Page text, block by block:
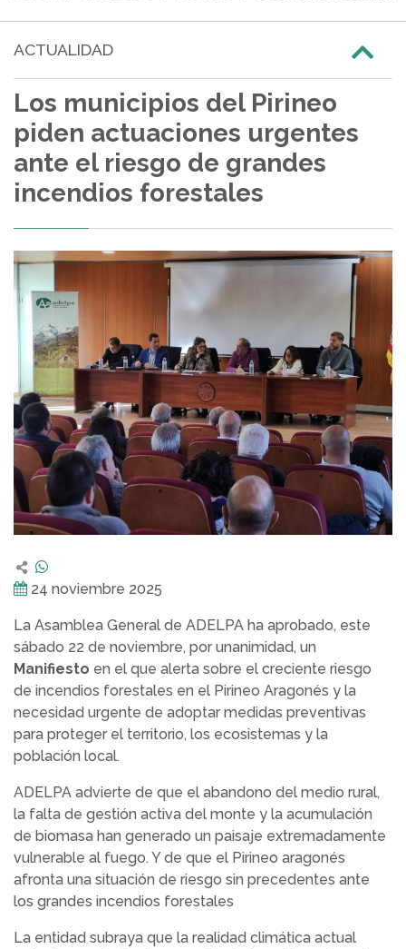
ACTUALIDAD
Los municipios del Pirineo
piden actuaciones urgentes
ante el riesgo de grandes
incendios forestales
24 noviembre 2025
La Asamblea General de ADELPA ha aprobado, este
sábado 22 de noviembre, por unanimidad, un
Manifiesto en el que alerta sobre el creciente riesgo
de incendios forestales en el Pirineo Aragonés y la
necesidad urgente de adoptar medidas preventivas
para proteger el territorio, los ecosistemas y la
población local.
ADELPA advierte de que el abandono del medio rural,
la falta de gestión activa del monte y la acumulación
de biomasa han generado un paisaje extremadamente
vulnerable al fuego. Y de que el Pirineo aragonés
afronta una situación de riesgo sin precedentes ante
los grandes incendios forestales
La entidad subraya que la realidad climática actual